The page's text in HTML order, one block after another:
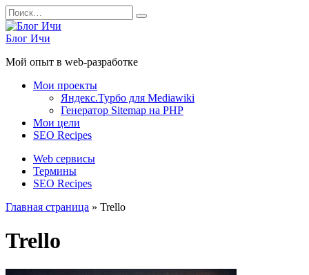
Перейти
к
содержанию
Search
for:
Блог Ичи
Мой опыт в web-разработке
Мои проекты
Яндекс.Турбо для Mediawiki
Генератор Sitemap на PHP
Мои цели
SEO Recipes
Web сервисы
Термины
SEO Recipes
Главная страница » Trello
Trello